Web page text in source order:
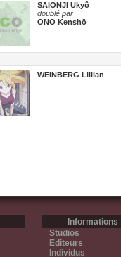
SAIONJI Ukyô
doublé par
ONO Kenshō
WEINBERG Lillian
Informations
Studios
Editeurs
Individus